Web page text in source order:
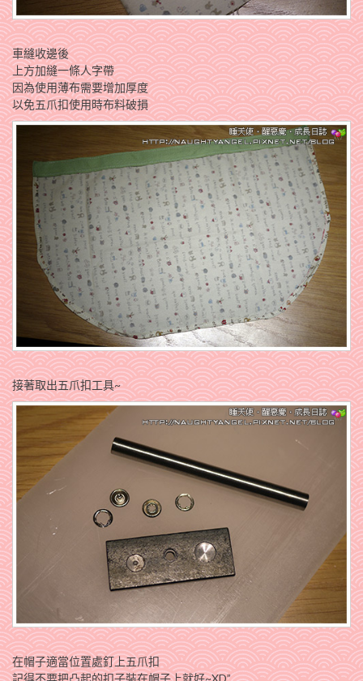
車縫收邊後
上方加縫一條人字帶
因為使用薄布需要增加厚度
以免五爪扣使用時布料破損
接著取出五爪扣工具~
在帽子適當位置處釘上五爪扣